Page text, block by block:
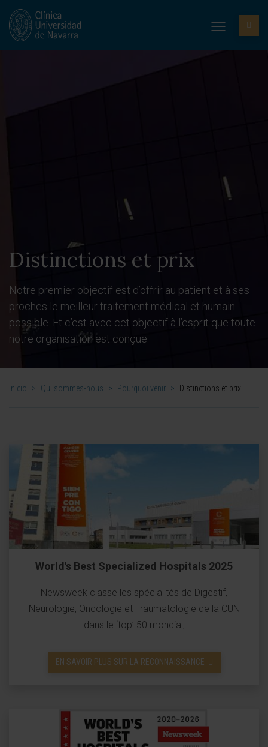
Distinctions et prix
Notre premier objectif est d’offrir au patient et à ses
proches le meilleur traitement médical et humain
possible. Et c’est avec cet objectif à l’esprit que toute
notre organisation est conçue.
Inicio > Qui sommes-nous > Pourquoi venir > Distinctions et prix
World's Best Specialized Hospitals 2025
Newsweek classe les spécialités de Digestif,
Neurologie, Oncologie et Traumatologie de la CUN
dans le ‘top’ 50 mondial,
EN SAVOIR PLUS SUR LA RECONNAISSANCE